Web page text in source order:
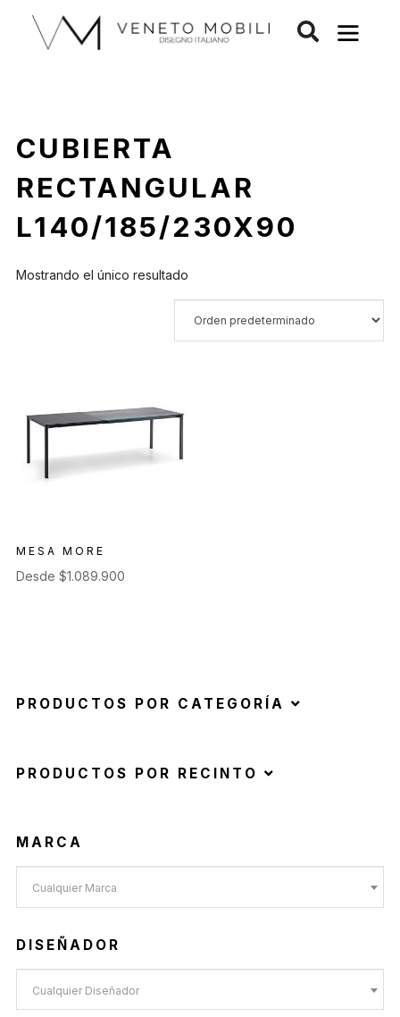
contenido
CUBIERTA
RECTANGULAR
L140/185/230X90
Mostrando el único resultado
MESA MORE
Desde $1.089.900
PRODUCTOS POR CATEGORÍA
PRODUCTOS POR RECINTO
MARCA
Cualquier Marca
DISEÑADOR
Cualquier Diseñador